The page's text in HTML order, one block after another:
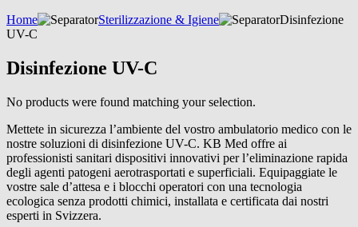
Home
Sterilizzazione & Igiene
Disinfezione
UV-C
Disinfezione UV-C
No products were found matching your selection.
Mettete in sicurezza l’ambiente del vostro ambulatorio medico con le
nostre soluzioni di disinfezione UV-C. KB Med offre ai
professionisti sanitari dispositivi innovativi per l’eliminazione rapida
degli agenti patogeni aerotrasportati e superficiali. Equipaggiate le
vostre sale d’attesa e i blocchi operatori con una tecnologia
ecologica senza prodotti chimici, installata e certificata dai nostri
esperti in Svizzera.